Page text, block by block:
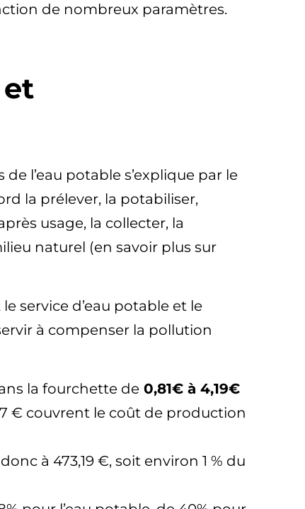
de nombreux paramètres.
et
l’eau potable s’explique par le
la prélever, la potabiliser,
usage, la collecter, la
naturel (en savoir plus sur
service d’eau potable et le
à compenser la pollution
la fourchette de 0,81€ à 4,19€
€ couvrent le coût de production
à 473,19 €, soit environ 1 % du